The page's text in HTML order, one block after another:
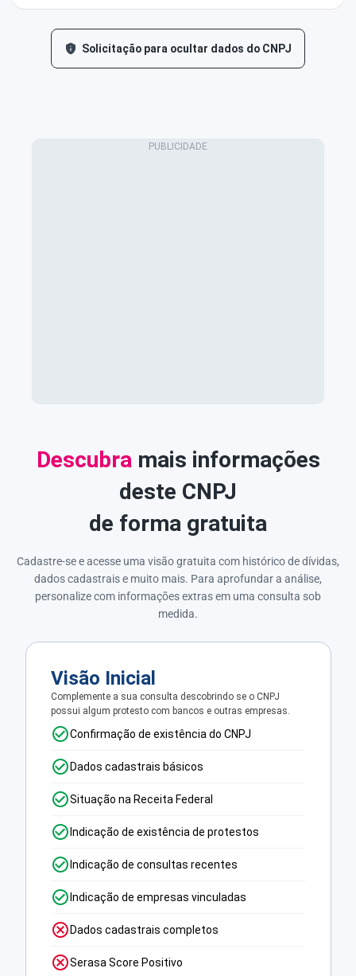
Solicitação para ocultar dados do CNPJ
Descubra mais informações
deste CNPJ
de forma gratuita
Cadastre-se e acesse uma visão gratuita com histórico de dívidas,
dados cadastrais e muito mais. Para aprofundar a análise,
personalize com informações extras em uma consulta sob
medida.
Visão Inicial
Complemente a sua consulta descobrindo se o CNPJ
possui algum protesto com bancos e outras empresas.
Confirmação de existência do CNPJ
Dados cadastrais básicos
Situação na Receita Federal
Indicação de existência de protestos
Indicação de consultas recentes
Indicação de empresas vinculadas
Dados cadastrais completos
Serasa Score Positivo